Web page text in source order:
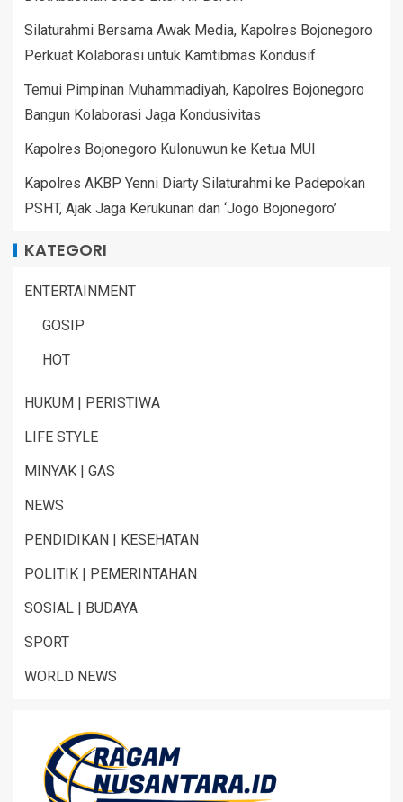
Silaturahmi Bersama Awak Media, Kapolres Bojonegoro
Perkuat Kolaborasi untuk Kamtibmas Kondusif
Temui Pimpinan Muhammadiyah, Kapolres Bojonegoro
Bangun Kolaborasi Jaga Kondusivitas
Kapolres Bojonegoro Kulonuwun ke Ketua MUI
Kapolres AKBP Yenni Diarty Silaturahmi ke Padepokan
PSHT, Ajak Jaga Kerukunan dan ‘Jogo Bojonegoro’
KATEGORI
ENTERTAINMENT
GOSIP
HOT
HUKUM | PERISTIWA
LIFE STYLE
MINYAK | GAS
NEWS
PENDIDIKAN | KESEHATAN
POLITIK | PEMERINTAHAN
SOSIAL | BUDAYA
SPORT
WORLD NEWS